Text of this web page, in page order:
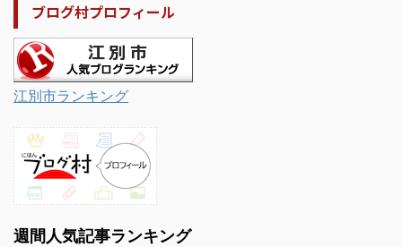
ブログ村プロフィール
江別市ランキング
週間人気記事ランキング